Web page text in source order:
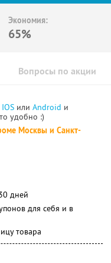
Экономия:
65%
Вопросы по акции
IOS или Android и
удобно :)
Москвы и Санкт-
дней
для себя и в
товара